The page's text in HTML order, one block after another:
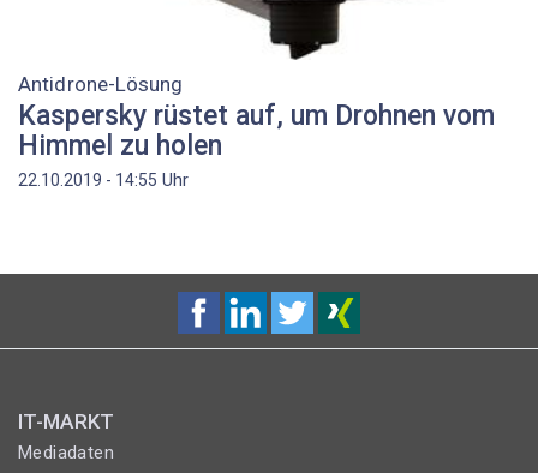
Antidrone-Lösung
Kaspersky rüstet auf, um Drohnen vom
Himmel zu holen
22.10.2019 - 14:55 Uhr
IT-MARKT
Mediadaten